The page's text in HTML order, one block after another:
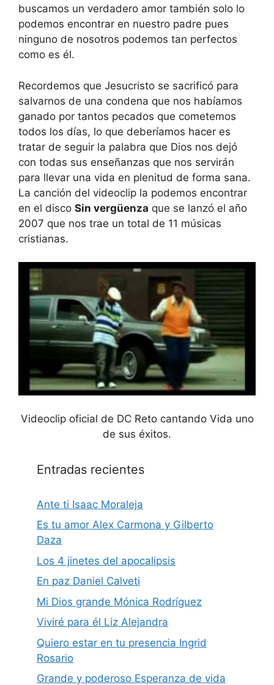
buscamos un verdadero amor también solo lo
podemos encontrar en nuestro padre pues
ninguno de nosotros podemos tan perfectos
como es él.
Recordemos que Jesucristo se sacrificó para
salvarnos de una condena que nos habíamos
ganado por tantos pecados que cometemos
todos los días, lo que deberíamos hacer es
tratar de seguir la palabra que Dios nos dejó
con todas sus enseñanzas que nos servirán
para llevar una vida en plenitud de forma sana.
La canción del videoclip la podemos encontrar
en el disco Sin vergüenza que se lanzó el año
2007 que nos trae un total de 11 músicas
cristianas.
Videoclip oficial de DC Reto cantando Vida uno
de sus éxitos.
Entradas recientes
Ante ti Isaac Moraleja
Es tu amor Alex Carmona y Gilberto
Daza
Los 4 jinetes del apocalipsis
En paz Daniel Calveti
Mi Dios grande Mónica Rodríguez
Viviré para él Liz Alejandra
Quiero estar en tu presencia Ingrid
Rosario
Grande y poderoso Esperanza de vida